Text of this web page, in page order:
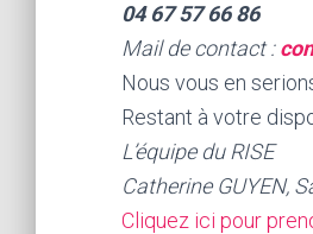
04 67 57 66 86
Mail de contact :
Nous vous en
Restant à votre
L’équipe du RISE
Catherine GUYEN,
Cliquez ici pour